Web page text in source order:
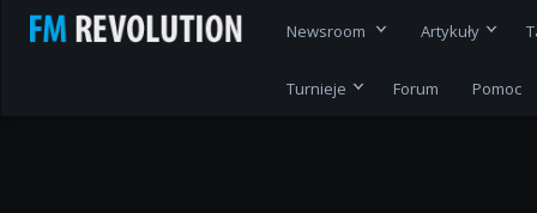
Newsroom Artykuły
Turnieje Forum Pomoc